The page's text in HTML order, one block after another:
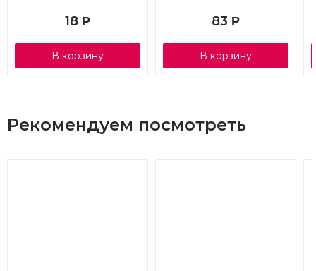
18 Р
В корзину
83 Р
В корзину
Рекомендуем посмотреть